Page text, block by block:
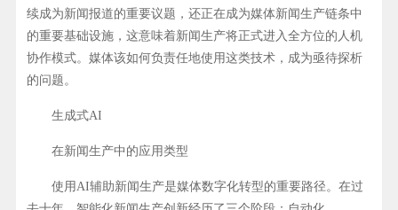
续成为新闻报道的重要议题，还正在成为媒体新闻生产链条中
的重要基础设施，这意味着新闻生产将正式进入全方位的人机
协作模式。媒体该如何负责任地使用这类技术，成为亟待探析
的问题。
生成式AI
在新闻生产中的应用类型
使用AI辅助新闻生产是媒体数字化转型的重要路径。在过